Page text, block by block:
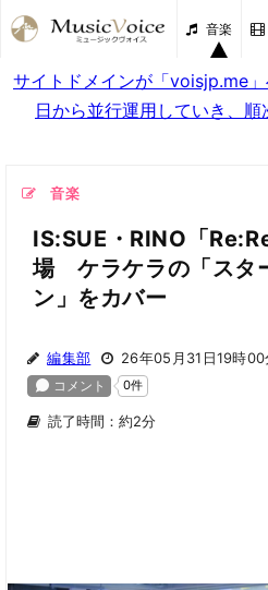
音楽
サイトドメインが「voisjp.me
日から並行運用していき、順
音楽
IS:SUE・RINO「
場 ケラケラの「スタ
ン」をカバー
編集部 26年05月31日19時00
読了時間：約2分